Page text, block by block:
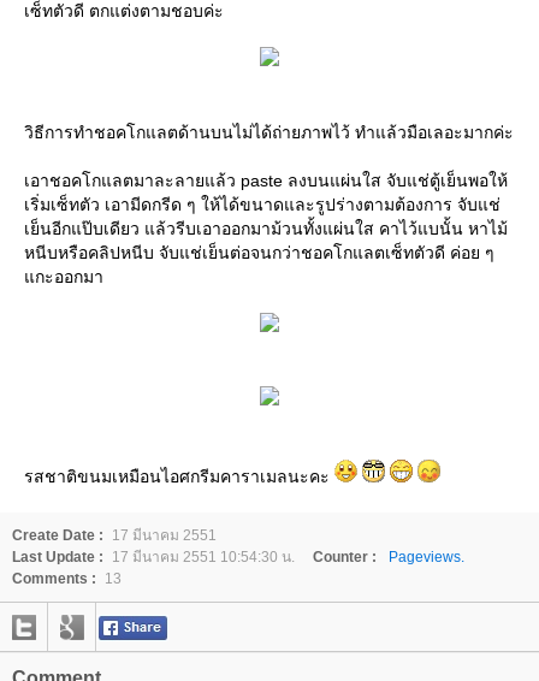
เซ็ทตัวดี ตกแต่งตามชอบค่ะ
วิธีการทำชอคโกแลตด้านบนไม่ได้ถ่ายภาพไว้ ทำแล้วมือเลอะมากค่ะ
เอาชอคโกแลตมาละลายแล้ว paste ลงบนแผ่นใส จับแช่ตู้เย็นพอให้
เริ่มเซ็ทตัว เอามีดกรีด ๆ ให้ได้ขนาดและรูปร่างตามต้องการ จับแช่
เย็นอีกแป๊บเดียว แล้วรีบเอาออกมาม้วนทั้งแผ่นใส คาไว้แบนั้น หาไม้
หนีบหรือคลิปหนีบ จับแช่เย็นต่อจนกว่าชอคโกแลตเซ็ทตัวดี ค่อย ๆ
แกะออกมา
รสชาติขนมเหมือนไอศกรีมคาราเมลนะคะ
Create Date :
17 มีนาคม 2551
Last Update :
17 มีนาคม 2551 10:54:30 น. Counter :
Pageviews.
Comments :
13